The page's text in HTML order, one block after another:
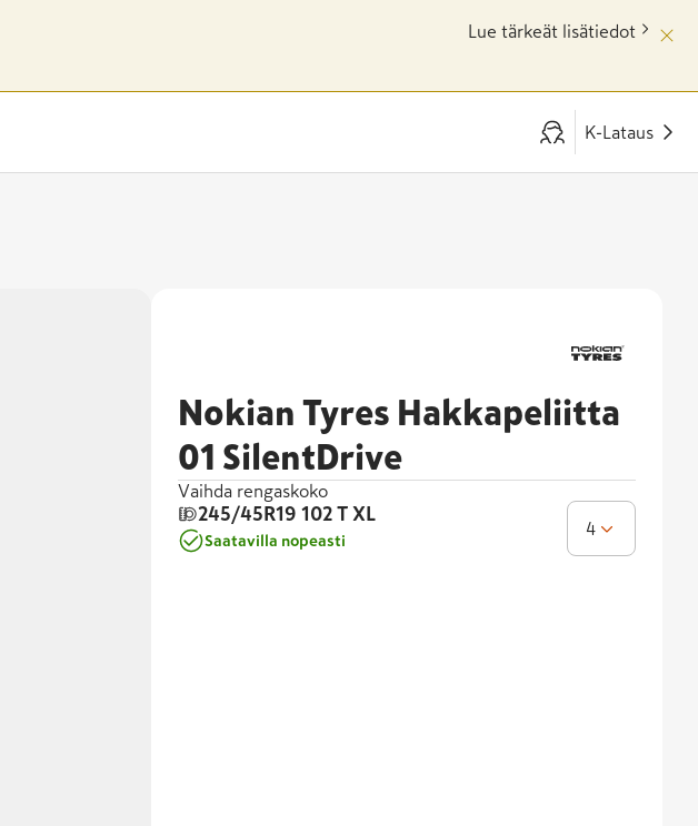
Lue tärkeät lisätiedot
K-Lataus
Nokian Tyres Hakkapeliitta
01 SilentDrive
Vaihda rengaskoko
245/45R19 102 T XL
Saatavilla nopeasti
4